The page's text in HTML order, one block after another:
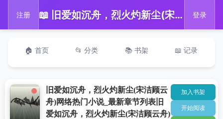
注册 📖 旧爱如沉舟，烈火灼新尘(宋洁顾云舟)网络热门小说_最新章节列表旧爱如沉舟，烈火灼新尘(宋洁顾云舟) 登录
🏠 首页 📂 分类 📚 书架 📖 记录
旧爱如沉舟，烈火灼新尘(宋洁顾云
舟)网络热门小说_最新章节列表旧
爱如沉舟，烈火灼新尘(宋洁顾云舟)
加入书架
开始阅读